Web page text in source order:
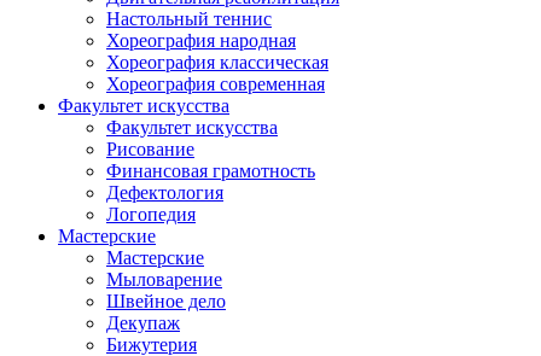
Настольный теннис
Хореография народная
Хореография классическая
Хореография современная
Факультет искусства
Факультет искусства
Рисование
Финансовая грамотность
Дефектология
Логопедия
Мастерские
Мастерские
Мыловарение
Швейное дело
Декупаж
Бижутерия